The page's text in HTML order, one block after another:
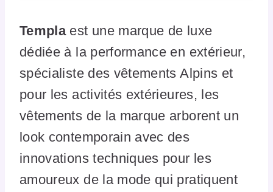
Templaest une marque de luxe
dédiée à la performance en extérieur,
spécialiste des vêtements Alpins et
pour les activités extérieures, les
vêtements de la marque arborent un
look contemporain avec des
innovations techniques pour les
amoureux de la mode qui pratiquent